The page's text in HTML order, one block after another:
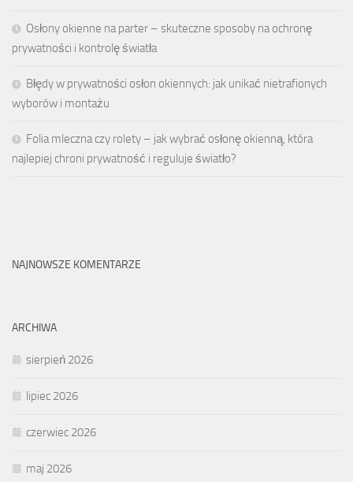
Osłony okienne na parter – skuteczne sposoby na ochronę
prywatności i kontrolę światła
Błędy w prywatności osłon okiennych: jak unikać nietrafionych
wyborów i montażu
Folia mleczna czy rolety – jak wybrać osłonę okienną, która
najlepiej chroni prywatność i reguluje światło?
NAJNOWSZE KOMENTARZE
ARCHIWA
sierpień 2026
lipiec 2026
czerwiec 2026
maj 2026